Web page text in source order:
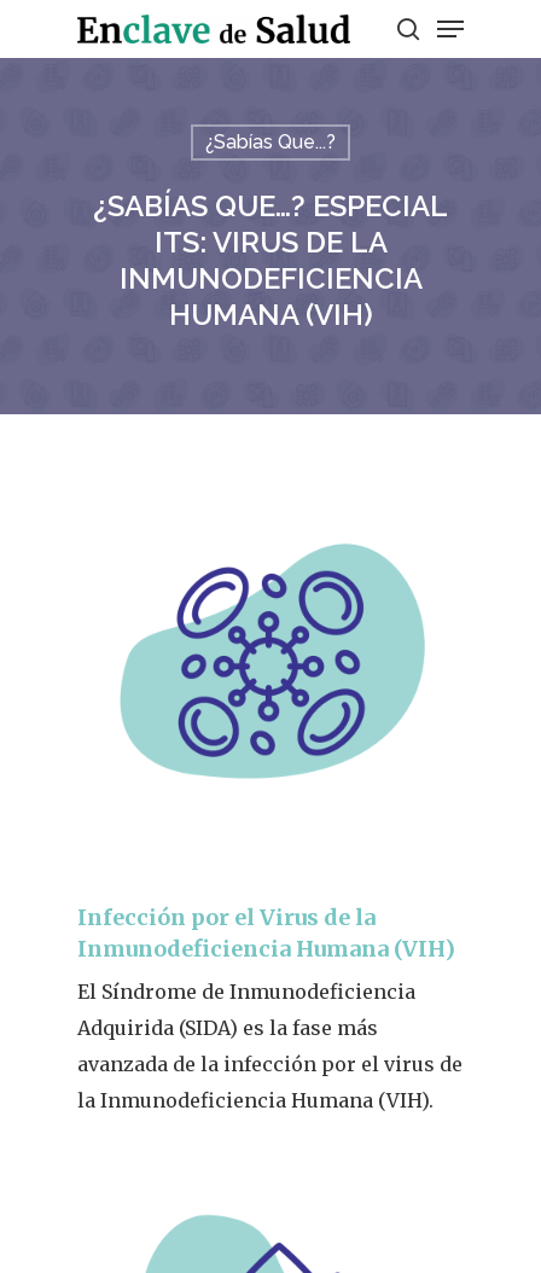
Presiona enter para buscar o ESC para
¿Sabías Que...?
¿SABÍAS QUE…? ESPECIAL
ITS: VIRUS DE LA
INMUNODEFICIENCIA
HUMANA (VIH)
Infección por el Virus de la
Inmunodeficiencia Humana (VIH)
El Síndrome de Inmunodeficiencia
Adquirida (SIDA) es la fase más
avanzada de la infección por el virus de
la Inmunodeficiencia Humana (VIH).